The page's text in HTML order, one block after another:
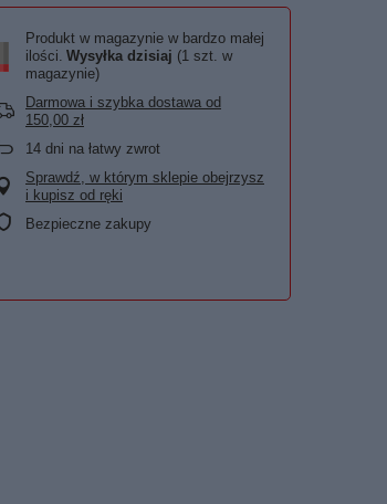
Produkt w magazynie w bardzo małej
ilości Wysyłka dzisiaj (1 szt. w
magazynie)
Darmowa i szybka dostawa od
150,00 zł
14 dni na łatwy zwrot
Sprawdź, w którym sklepie obejrzysz
i kupisz od ręki
Bezpieczne zakupy